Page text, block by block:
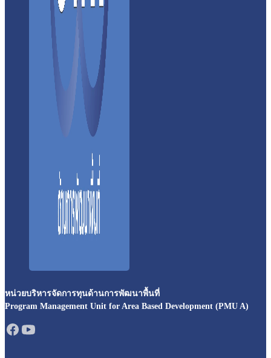
หน่วยบริหารจัดการทุนด้านการพัฒนาพื้นที่
Program Management Unit for Area Based Development (PMU A)